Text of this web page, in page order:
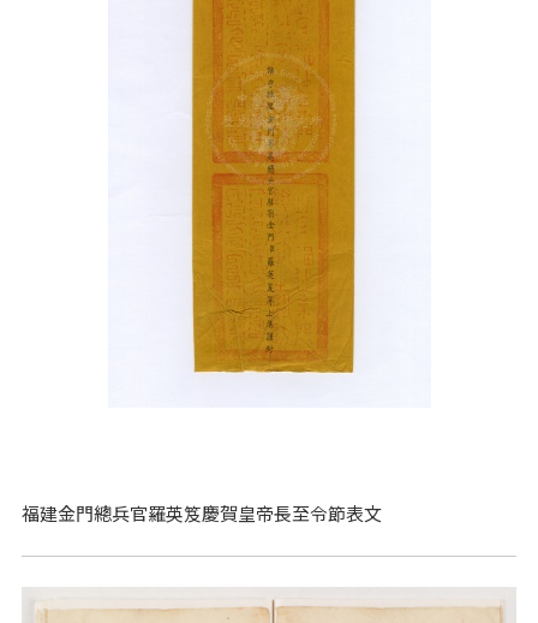
福建金門總兵官羅英笈慶賀皇帝長至令節表文